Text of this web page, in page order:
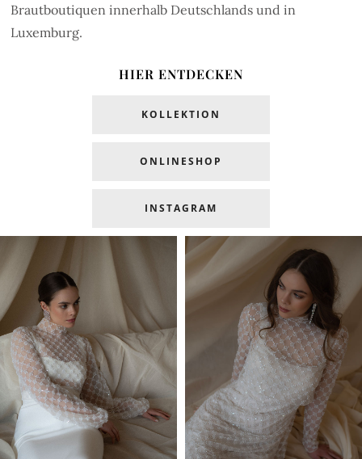
Brautboutiquen innerhalb Deutschlands und in
Luxemburg.
HIER ENTDECKEN
KOLLEKTION
ONLINESHOP
INSTAGRAM